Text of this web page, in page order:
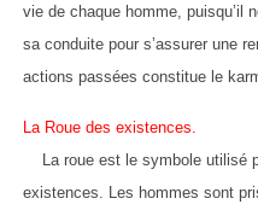
vie de chaque homme, puisqu’il
sa conduite pour s’assurer une
actions passées constitue le
La Roue des existences.
La roue est le symbole utilisé
existences. Les hommes sont